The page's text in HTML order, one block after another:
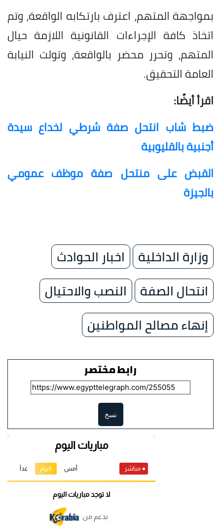
بمواجهة المتهم، اعترف بارتكابه الواقعة، وتم
اتخاذ كافة الإجراءات القانونية اللازمة حيال
المتهم، وتحرر محضر بالواقعة، وتولت النيابة
العامة التحقيق.
اقرأ أيضًا:
ضبط شاب انتحل صفة شرطي لخداع سيدة
أجنبية بالقليوبية
القبض على منتحل صفة موظف عمومي
بالجيزة
وزارة الداخلية
اخبار الحوادث
انتحال الصفة
النصب والاحتيال
إنهاء مصالح المواطنين
رابط مختصر
نسخ